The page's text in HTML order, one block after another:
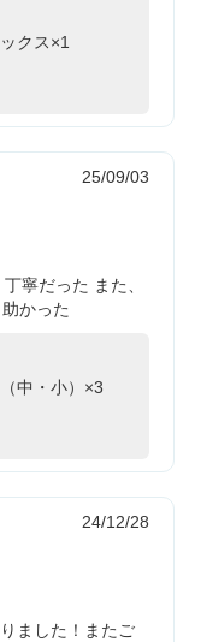
クス×1
25/09/03
寧だった また、
かった
中・小）×3
24/12/28
ました！またご